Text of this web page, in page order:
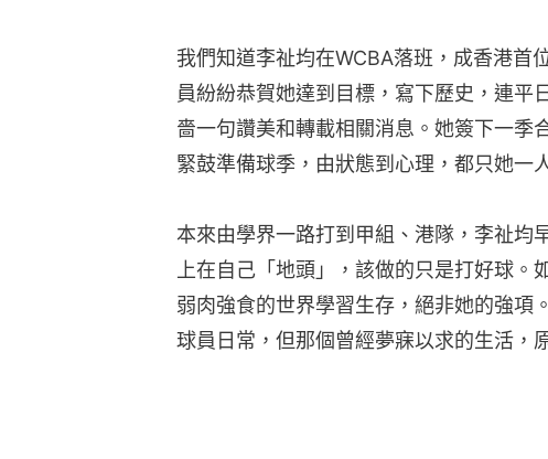
我們知道李祉均在WCBA落班，成香港首
員紛紛恭賀她達到目標，寫下歷史，連平
嗇一句讚美和轉載相關消息。她簽下一季
緊鼓準備球季，由狀態到心理，都只她一
本來由學界一路打到甲組、港隊，李祉均
上在自己「地頭」，該做的只是打好球
弱肉強食的世界學習生存，絕非她的強項
球員日常，但那個曾經夢寐以求的生活，